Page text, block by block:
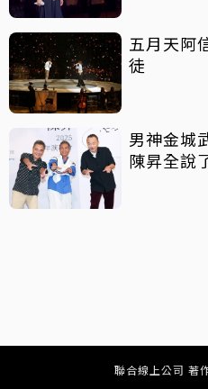
五月天阿
徒
男神金城
陳昇全說
聯合線上公司 著